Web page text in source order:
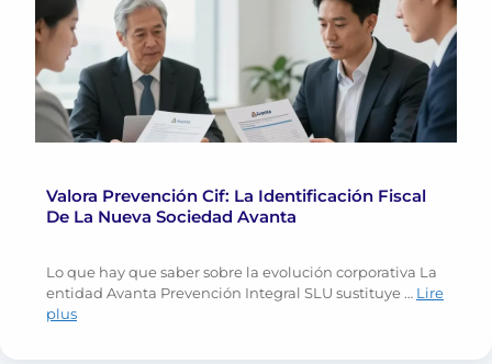
Valora Prevención Cif: La Identificación Fiscal
De La Nueva Sociedad Avanta
Lo que hay que saber sobre la evolución corporativa La
entidad Avanta Prevención Integral SLU sustituye … Lire
plus